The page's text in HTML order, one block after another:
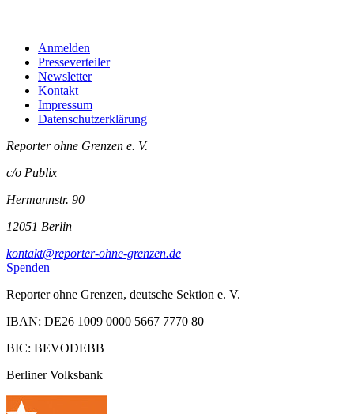
Anmelden
Presseverteiler
Newsletter
Kontakt
Impressum
Datenschutzerklärung
Reporter ohne Grenzen e. V.
c/o Publix
Hermannstr. 90
12051 Berlin
kontakt@reporter-ohne-grenzen.de
Spenden
Reporter ohne Grenzen, deutsche Sektion e. V.
IBAN: DE26 1009 0000 5667 7770 80
BIC: BEVODEBB
Berliner Volksbank